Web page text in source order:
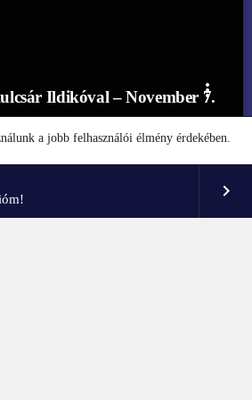
keyboard_arrow_right
Ildikóval – November 7.
more_vert
a jobb felhasználói élmény érdekében.